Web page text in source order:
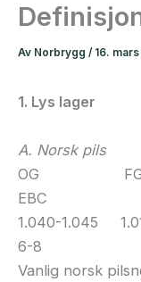
Av Norbrygg / 16.
1. Lys lager
A. Norsk pils
OG
EBC
1.040-
6-8
Vanlig norsk